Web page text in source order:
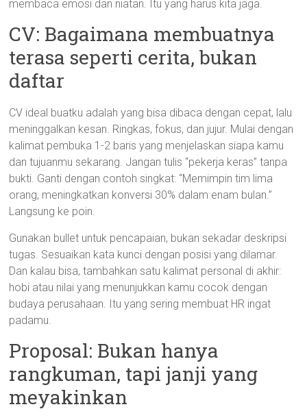
membaca emosi dan niatan. Itu yang harus kita jaga.
CV: Bagaimana membuatnya
terasa seperti cerita, bukan
daftar
CV ideal buatku adalah yang bisa dibaca dengan cepat, lalu
meninggalkan kesan. Ringkas, fokus, dan jujur. Mulai dengan
kalimat pembuka 1-2 baris yang menjelaskan siapa kamu
dan tujuanmu sekarang. Jangan tulis “pekerja keras” tanpa
bukti. Ganti dengan contoh singkat: “Memimpin tim lima
orang, meningkatkan konversi 30% dalam enam bulan.”
Langsung ke poin.
Gunakan bullet untuk pencapaian, bukan sekadar deskripsi
tugas. Sesuaikan kata kunci dengan posisi yang dilamar.
Dan kalau bisa, tambahkan satu kalimat personal di akhir:
hobi atau nilai yang menunjukkan kamu cocok dengan
budaya perusahaan. Itu yang sering membuat HR ingat
padamu.
Proposal: Bukan hanya
rangkuman, tapi janji yang
meyakinkan